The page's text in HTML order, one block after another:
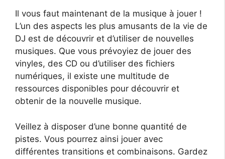
Il vous faut maintenant de la musique à jouer !
L’un des aspects les plus amusants de la vie de
DJ est de découvrir et d’utiliser de nouvelles
musiques. Que vous prévoyiez de jouer des
vinyles, des CD ou d’utiliser des fichiers
numériques, il existe une multitude de
ressources disponibles pour découvrir et
obtenir de la nouvelle musique.
Veillez à disposer d’une bonne quantité de
pistes. Vous pourrez ainsi jouer avec
différentes transitions et combinaisons. Gardez